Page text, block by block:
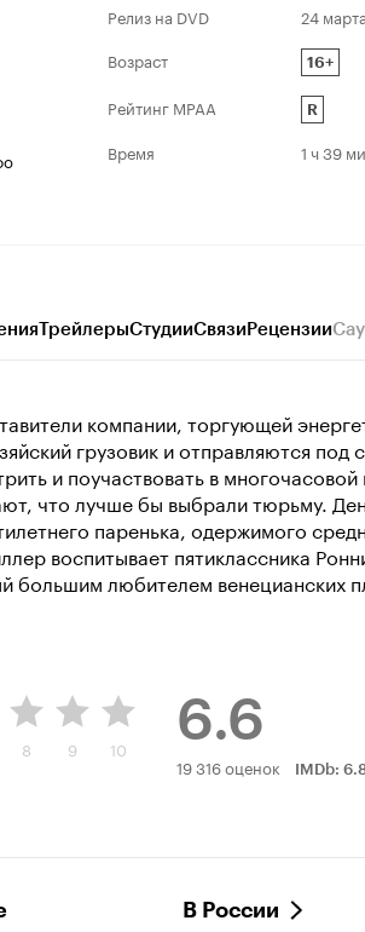
Релиз на DVD
24
Возраст
16+
Рейтинг MPAA R
Время 1 ч 39
ТрейлерыСтудииСвязиРецензии
компании, торгующей
грузовик и отправляются под
и поучаствовать в
что лучше бы выбрали тюрьму.
паренька, одержимого
воспитывает пятиклассника
большим любителем венецианских
8 9 10
6.6
6.6
19 316 оценок IMDb:
В России